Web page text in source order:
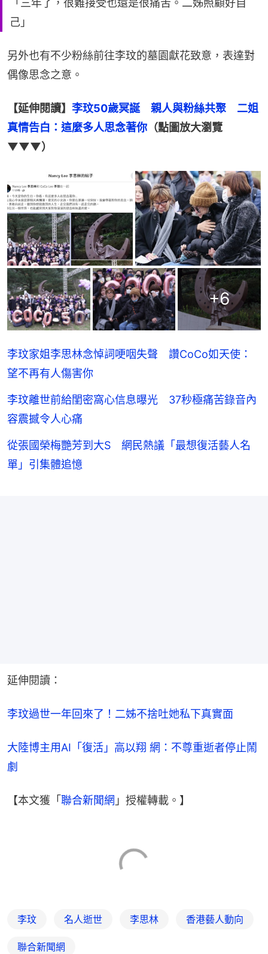
「三年了，很難接受也還是很痛苦。二姊照顧好自
己」
另外也有不少粉絲前往李玟的墓園獻花致意，表達對
偶像思念之意。
【延伸閱讀】 李玟50歲冥誕　親人與粉絲共聚　二姐
真情告白：這麼多人思念著你 （點圖放大瀏覽
▼▼▼）
+6
李玟家姐李思林念悼詞哽咽失聲 讚CoCo如天使：
望不再有人傷害你
李玟離世前給閨密窩心信息曝光 37秒極痛苦錄音內
容震撼令人心痛
從張國榮梅艷芳到大S 網民熱議「最想復活藝人名
單」引集體追憶
延伸閱讀：
李玟過世一年回來了！二姊不捨吐她私下真實面
大陸博主用AI「復活」高以翔 網：不尊重逝者停止鬧
劇
【本文獲「聯合新聞網 」授權轉載。】
李玟 名人逝世 李思林 香港藝人動向
聯合新聞網